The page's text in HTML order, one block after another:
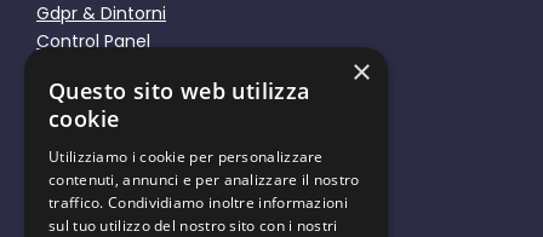
Gdpr & Dintorni
Control Panel
Cookie Policy
Privacy Policy
×
Questo sito web utilizza
cookie
Utilizziamo i cookie per personalizzare
contenuti, annunci e per analizzare il nostro
traffico. Condividiamo inoltre informazioni
sul tuo utilizzo del nostro sito con i nostri